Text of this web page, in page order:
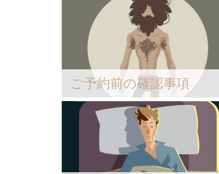
ご予約前の確認事項